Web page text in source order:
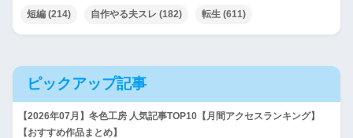
短編 (214) 自作やる夫スレ (182) 転生 (611)
ピックアップ記事
【2026年07月】冬色工房 人気記事TOP10【月間アクセスランキング】
【おすすめ作品まとめ】